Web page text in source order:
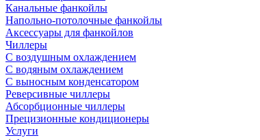
Канальные фанкойлы
Напольно-потолочные фанкойлы
Аксессуары для фанкойлов
Чиллеры
С воздушным охлаждением
С водяным охлаждением
С выносным конденсатором
Реверсивные чиллеры
Абсорбционные чиллеры
Прецизионные кондиционеры
Услуги